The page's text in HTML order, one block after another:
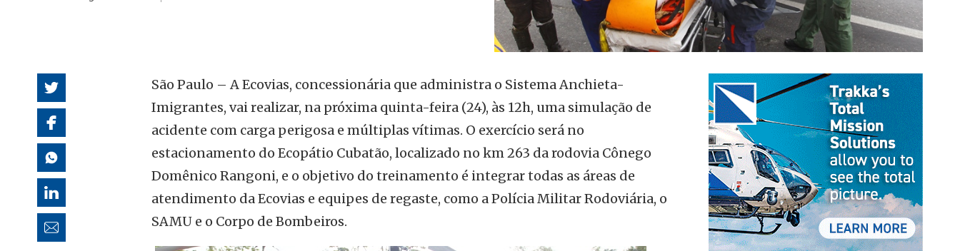
São Paulo – A Ecovias, concessionária que administra o Sistema Anchieta-
Imigrantes, vai realizar, na próxima quinta-feira (24), às 12h, uma simulação de
acidente com carga perigosa e múltiplas vítimas. O exercício será no
estacionamento do Ecopátio Cubatão, localizado no km 263 da rodovia Cônego
Domênico Rangoni, e o objetivo do treinamento é integrar todas as áreas de
atendimento da Ecovias e equipes de regaste, como a Polícia Militar Rodoviária, o
SAMU e o Corpo de Bombeiros.